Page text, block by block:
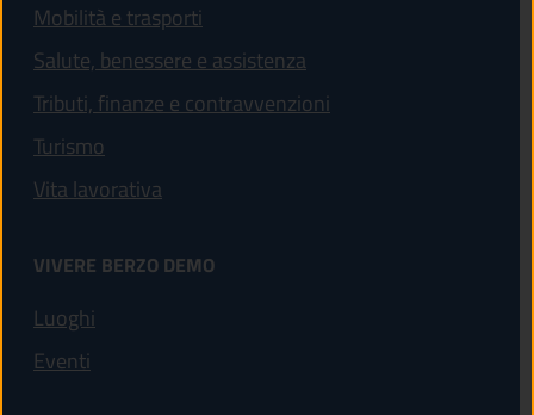
Mobilità e trasporti
Salute, benessere e assistenza
Tributi, finanze e contravvenzioni
Turismo
Vita lavorativa
VIVERE BERZO DEMO
Luoghi
Eventi